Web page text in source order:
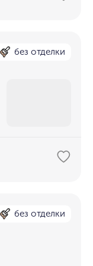
без отделки
без отделки